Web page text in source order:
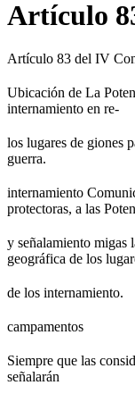
Artículo
Artículo 83 del IV
Ubicación de La
internamiento en re-
los lugares de giones
guerra.
internamiento
protectoras, a las
y señalamiento migas
geográfica de los
de los internamiento.
campamentos
Siempre que las
señalarán